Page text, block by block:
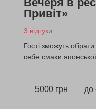
Привіт»
3 відгуки
Гості зможуть
себе смаки японської
5000 грн до